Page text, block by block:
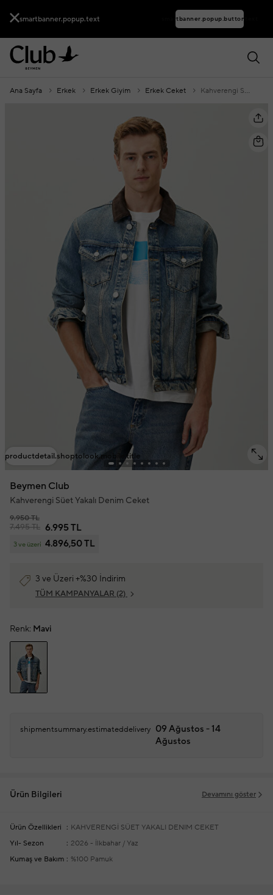
smartbanner.popup.text smartbanner.popup.buttontext
Ana Sayfa Erkek Erkek Giyim Erkek Ceket Kahverengi Süet Yakalı Denim Ceket
productdetail.shoptolook.mobile.title
Beymen Club
Kahverengi Süet Yakalı Denim Ceket
9.950 TL
7.495 TL 6.995 TL
3 ve üzeri 4.896,50 TL
3 ve Üzeri +%30 İndirim
TÜM KAMPANYALAR (2)
Renk: Mavi
shipmentsummary.estimateddelivery 09 Ağustos - 14
Ağustos
Ürün Bilgileri Devamını göster
Ürün Özellikleri
KAHVERENGİ SÜET YAKALI DENIM CEKET
Yıl- Sezon
2026 - İlkbahar / Yaz
Kumaş ve Bakım
%100 Pamuk